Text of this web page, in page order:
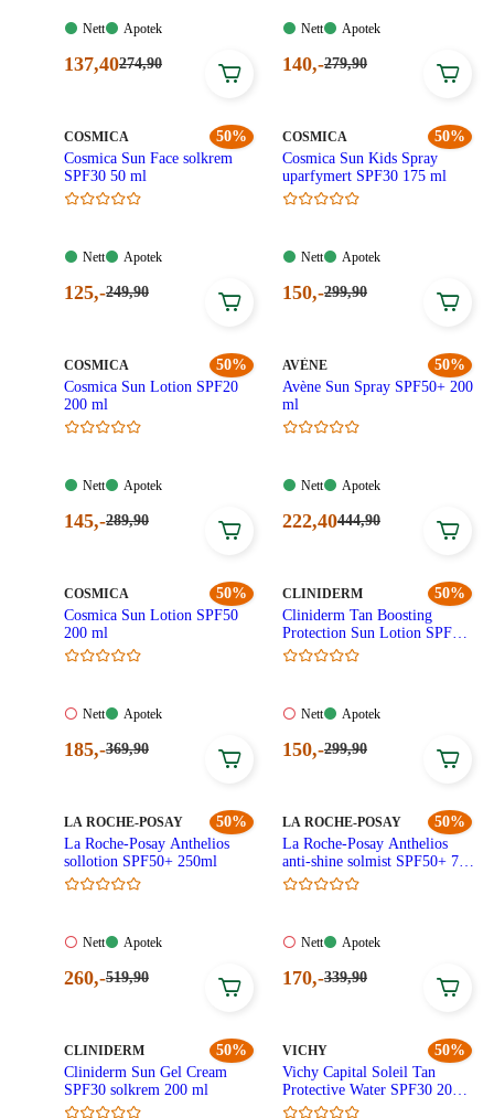
Nett:
Nett
Apotek:
Apotek
Nåværende
kroner.
137,40Førpris:
274,90
Nett:
Nett
Apotek:
Apotek
Nåværende
kroner.
140,-Førpris:
279,90
50%
MERKE:
COSMICA
Cosmica Sun Face solkrem
SPF30 50 ml
Nett:
Nett
Apotek:
Apotek
Nåværende
kroner.
125,-Førpris:
249,90
50%
MERKE:
COSMICA
Cosmica Sun Kids Spray
uparfymert SPF30 175 ml
Nett:
Nett
Apotek:
Apotek
Nåværende
kroner.
150,-Førpris:
299,90
50%
MERKE:
COSMICA
Cosmica Sun Lotion SPF20
200 ml
Nett:
Nett
Apotek:
Apotek
Nåværende
kroner.
145,-Førpris:
289,90
50%
MERKE
AVÈNE
Avène Sun Spray SPF50+ 200
ml
Nett:
Nett
Apotek:
Apotek
Nåværende
kroner.
222,40Førpris:
444,90
50%
MERKE:
COSMICA
Cosmica Sun Lotion SPF50
200 ml
Nett:
tilgjengelig
Nett
Apotek:
Apotek
Nåværende
kroner.
185,-Førpris:
369,90
50%
MERKE:
CLINIDERM
Cliniderm Tan Boosting
Protection Sun Lotion SPF15
150 ml
Nett:
tilgjengelig
Nett
Apotek:
Apotek
Nåværende
kroner.
150,-Førpris:
299,90
50%
MERKE:
LA ROCHE-POSAY
La Roche-Posay Anthelios
sollotion SPF50+ 250ml
Nett:
tilgjengelig
Nett
Apotek:
Apotek
Nåværende
kroner.
260,-Førpris:
519,90
50%
MERKE:
LA ROCHE-POSAY
La Roche-Posay Anthelios
anti-shine solmist SPF50+ 75
ml
Nett:
tilgjengelig
Nett
Apotek:
Apotek
Nåværende
kroner.
170,-Førpris:
339,90
50%
MERKE:
CLINIDERM
Cliniderm Sun Gel Cream
SPF30 solkrem 200 ml
50%
MERKE
VICHY
Vichy Capital Soleil Tan
Protective Water SPF30 200
ml